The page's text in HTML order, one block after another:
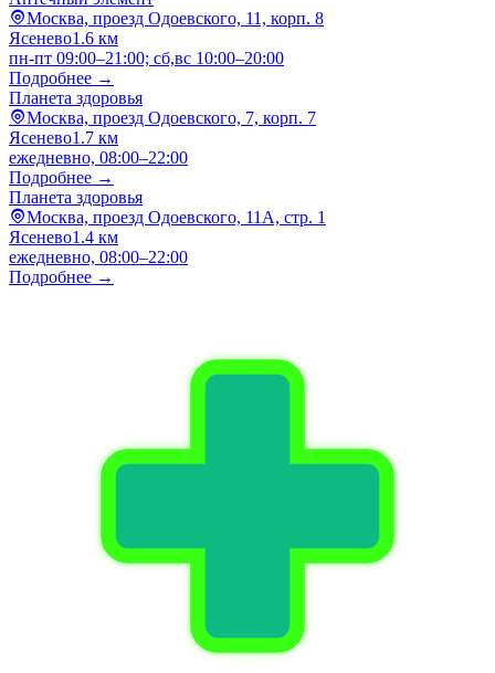
Москва, проезд Одоевского, 11, корп. 8
Ясенево1.6 км
пн-пт 09:00–21:00; сб,вс 10:00–20:00
Подробнее →
Планета здоровья
Москва, проезд Одоевского, 7, корп. 7
Ясенево1.7 км
ежедневно, 08:00–22:00
Подробнее →
Планета здоровья
Москва, проезд Одоевского, 11А, стр. 1
Ясенево1.4 км
ежедневно, 08:00–22:00
Подробнее →